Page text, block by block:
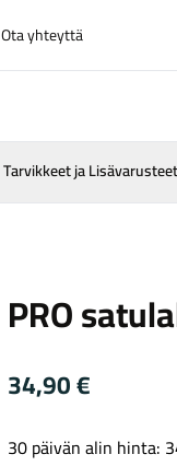
Ota yhteyttä
Tarvikkeet ja Lisävarusteet
PRO
34,90€
30 päivän alin hinta: